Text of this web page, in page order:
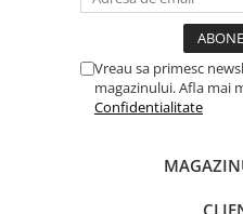
Vreau sa primesc
magazinului. Afla mai
Confidentialitate